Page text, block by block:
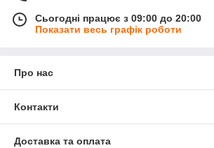
Сьогодні працює з 09:00 до 20:00
Показати весь графік роботи
Про нас
Контакти
Доставка та оплата